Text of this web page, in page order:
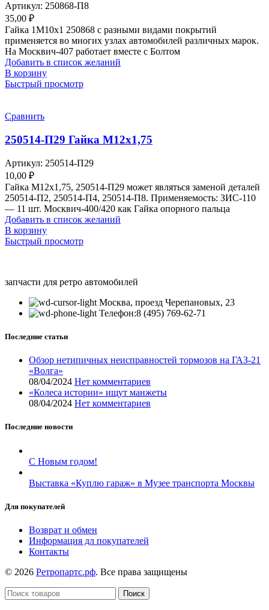
Артикул: 250868-П8
35,00 ₽
Гайка 1М10х1 250868 с разными видами покрытий
применяется во многих узлах автомобилей различных марок.
На Москвич-407 работает вместе с Болтом
Добавить в список желаний
В корзину
Быстрый просмотр
Сравнить
250514-П29 Гайка М12х1,75
Артикул: 250514-П29
10,00 ₽
Гайка М12х1,75, 250514-П29 может являться заменой деталей
250514-П2, 250514-П4, 250514-П8. Применяемость: ЗИС-110
— 11 шт. Москвич-400/420 как Гайка опорного пальца
Добавить в список желаний
В корзину
Быстрый просмотр
запчасти для ретро автомобилей
Москва, проезд Черепановых, 23
Телефон:8 (495) 769-62-71
Последние статьи
Обзор нетипичных неисправностей тормозов на ГАЗ-21
«Волга»
08/04/2024 Нет комментариев
«Колеса истории» ищут манжеты
08/04/2024 Нет комментариев
Последние новости
С Новым годом!
Выставка «Куплю гараж» в Музее транспорта Москвы
Для покупателей
Возврат и обмен
Информация дл покупателей
Контакты
© 2026 Ретропартс.рф. Все права защищены
Поиск